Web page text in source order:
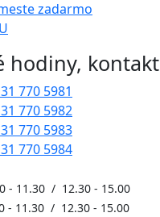
zadarmo
hodiny, kontakt
770 5981
770 5982
770 5983
770 5984
- 11.30 / 12.30 - 15.00
- 11.30 / 12.30 - 15.00